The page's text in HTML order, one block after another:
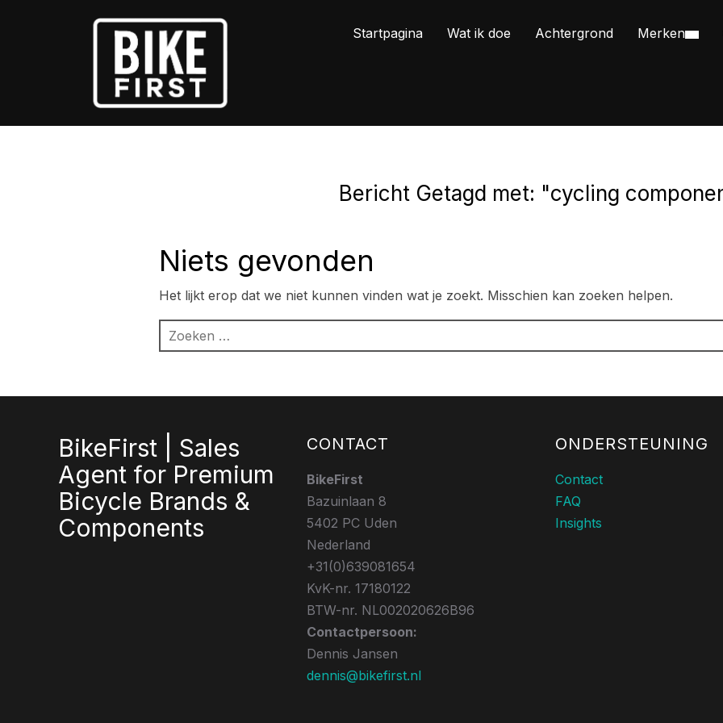
Startpagina Wat ik doe Achtergrond Merken
Bericht Getagd met: "cycling
Niets gevonden
Het lijkt erop dat we niet kunnen vinden wat je zoekt. Misschien kan zoeken helpen.
Zoeken
naar:
BikeFirst | Sales
Agent for Premium
Bicycle Brands &
Components
CONTACT
BikeFirst
Bazuinlaan 8
5402 PC Uden
Nederland
+31(0)639081654
KvK-nr. 17180122
BTW-nr. NL002020626B96
Contactpersoon:
Dennis Jansen
dennis@bikefirst.nl
ONDERSTEUNING
Contact
FAQ
Insights